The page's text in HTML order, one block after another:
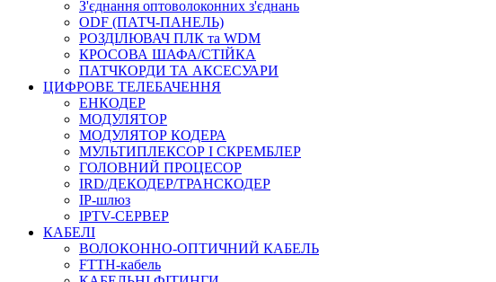
З'єднання оптоволоконних з'єднань
ODF (ПАТЧ-ПАНЕЛЬ)
РОЗДІЛЮВАЧ ПЛК та WDM
КРОСОВА ШАФА/СТІЙКА
ПАТЧКОРДИ ТА АКСЕСУАРИ
ЦИФРОВЕ ТЕЛЕБАЧЕННЯ
ЕНКОДЕР
МОДУЛЯТОР
МОДУЛЯТОР КОДЕРА
МУЛЬТИПЛЕКСОР І СКРЕМБЛЕР
ГОЛОВНИЙ ПРОЦЕСОР
IRD/ДЕКОДЕР/ТРАНСКОДЕР
IP-шлюз
IPTV-СЕРВЕР
КАБЕЛІ
ВОЛОКОННО-ОПТИЧНИЙ КАБЕЛЬ
FTTH-кабель